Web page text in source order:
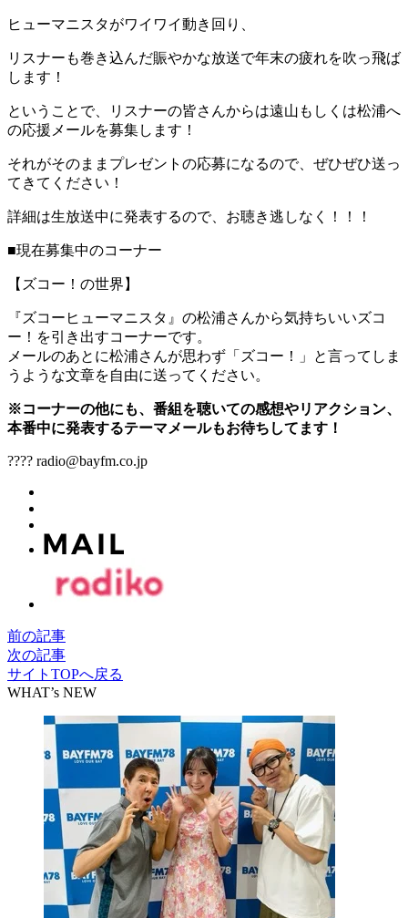
ヒューマニスタがワイワイ動き回り、
リスナーも巻き込んだ賑やかな放送で年末の疲れを吹っ飛ば
します！
ということで、リスナーの皆さんからは遠山もしくは松浦へ
の応援メールを募集します！
それがそのままプレゼントの応募になるので、ぜひぜひ送っ
てきてください！
詳細は生放送中に発表するので、お聴き逃しなく！！！
■現在募集中のコーナー
【ズコー！の世界】
『ズコーヒューマニスタ』の松浦さんから気持ちいいズコ
ー！を引き出すコーナーです。
メールのあとに松浦さんが思わず「ズコー！」と言ってしま
うような文章を自由に送ってください。
※コーナーの他にも、番組を聴いての感想やリアクション、
本番中に発表するテーマメールもお待ちしてます！
???? radio@bayfm.co.jp
前の記事
次の記事
サイトTOPへ戻る
WHAT’s NEW